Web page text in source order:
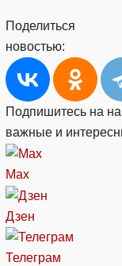
Поделиться
новостью:
Подпишитесь на
важные и
Max
Дзен
Телеграм